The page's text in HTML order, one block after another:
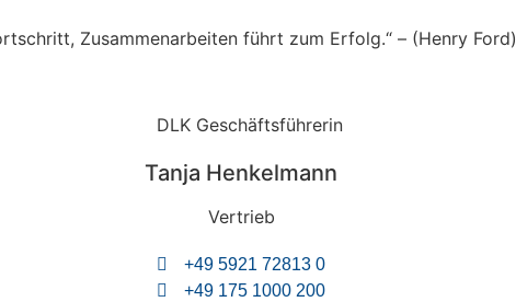
Zusammenarbeiten führt zum Erfolg.“ – (Henry Ford)
Tanja Henkelmann
Vertrieb
+49 5921 72813 0
+49 175 1000 200